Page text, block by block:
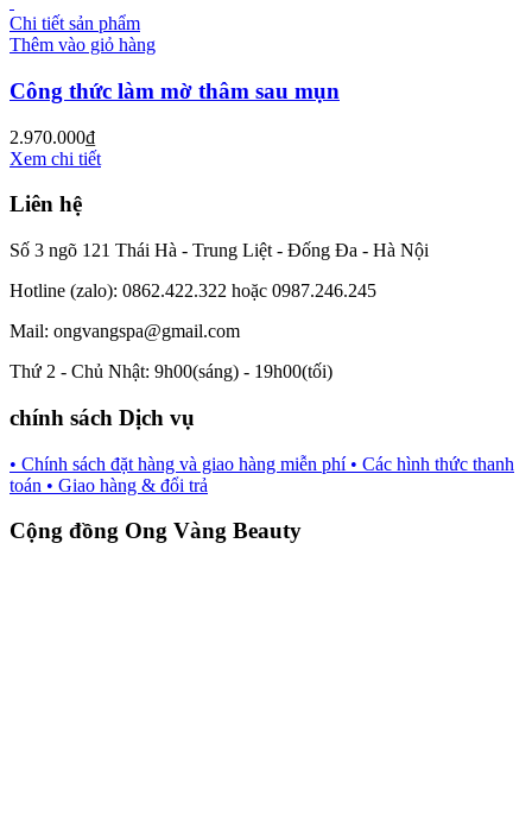
Chi tiết sản phẩm
Thêm vào giỏ hàng
Công thức làm mờ thâm sau mụn
2.970.000₫
Xem chi tiết
Liên hệ
Số 3 ngõ 121 Thái Hà - Trung Liệt - Đống Đa - Hà Nội
Hotline (zalo): 0862.422.322 hoặc 0987.246.245
Mail: ongvangspa@gmail.com
Thứ 2 - Chủ Nhật: 9h00(sáng) - 19h00(tối)
chính sách Dịch vụ
• Chính sách đặt hàng và giao hàng miễn phí • Các hình thức thanh
toán • Giao hàng & đổi trả
Cộng đồng Ong Vàng Beauty